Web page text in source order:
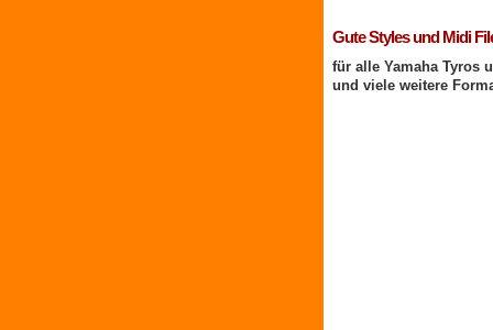
Gute Styles und Midi
für alle Yamaha Tyros
und viele weitere